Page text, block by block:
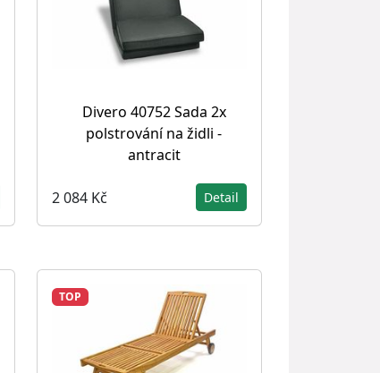
Divero 40752 Sada 2x
polstrování na židli -
antracit
2 084 Kč Detail
TOP